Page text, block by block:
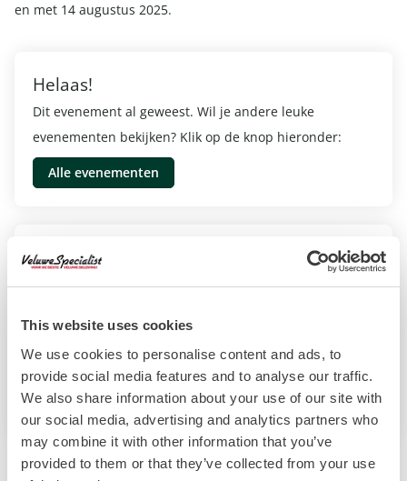
This website uses cookies
We use cookies to personalise content and ads, to
provide social media features and to analyse our traffic.
We also share information about your use of our site with
our social media, advertising and analytics partners who
may combine it with other information that you’ve
provided to them or that they’ve collected from your use
en met 14 augustus 2025.
Helaas!
Dit evenement al geweest. Wil je andere leuke
evenementen bekijken? Klik op de knop hieronder:
Alle evenementen
Informatie
7 Augustus 2025
10:00 - 17:00
Website evenement